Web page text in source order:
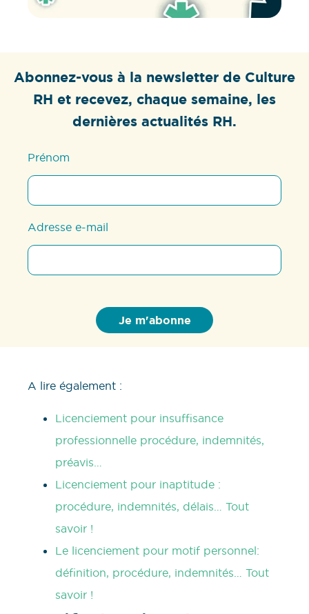
Abonnez-vous à la newsletter de Culture
RH et recevez, chaque semaine, les
dernières actualités RH.
Prénom
Adresse e-mail
A lire également :
Licenciement pour insuffisance
professionnelle procédure, indemnités,
préavis…
Licenciement pour inaptitude :
procédure, indemnités, délais… Tout
savoir !
Le licenciement pour motif personnel:
définition, procédure, indemnités… Tout
savoir !